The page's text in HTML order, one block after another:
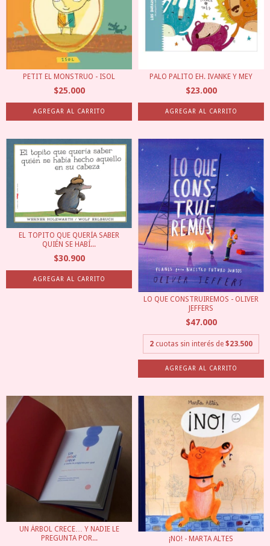
PETIT EL MONSTRUO - ISOL
$25.000
PALO PALITO EH. IVANKE Y MEY
$23.000
EL TOPITO QUE QUERÍA SABER
QUIÉN SE HABÍ...
$30.900
LO QUE CONSTRUIREMOS - OLIVER
JEFFERS
$47.000
2 cuotas sin interés de $23.500
UN ÁRBOL CRECE… Y NADIE LE
PREGUNTA POR...
¡NO! - MARTA ALTES